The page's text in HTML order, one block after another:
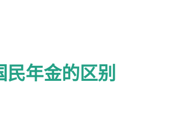
民年金的区别